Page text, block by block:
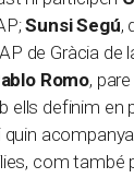
Sunsi Segú,
de Gràcia de
Romo,
ells definim en
quin
com també